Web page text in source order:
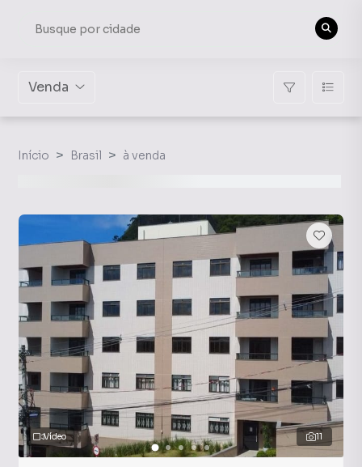
Venda
Início Brasil à venda
11
Vídeo